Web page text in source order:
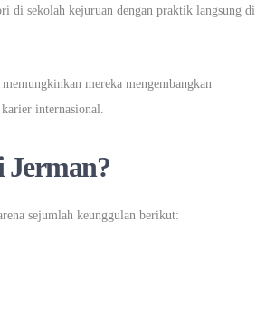
di sekolah kejuruan dengan praktik langsung di
mereka mengembangkan
karier internasional.
sejumlah keunggulan berikut: